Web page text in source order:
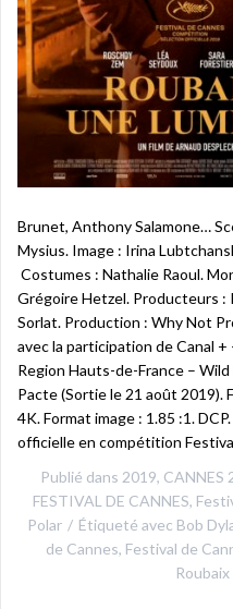
Brunet, Anthony Salamone…
Mysius. Image : Irina
Costumes : Nathalie Raoul.
Grégoire Hetzel. Producteurs :
Sorlat. Production : Why Not
avec la participation de Canal
Region Hauts-de-France –
Pacte (Sortie le 21 août 2019).
4K. Format image : 1.85 :1.
officielle en compétition
Publié dans 2019, CANNES
FESTIVAL DE CANNES,
Polar
Étiqueté avec Bob
de Cannes, Festival de